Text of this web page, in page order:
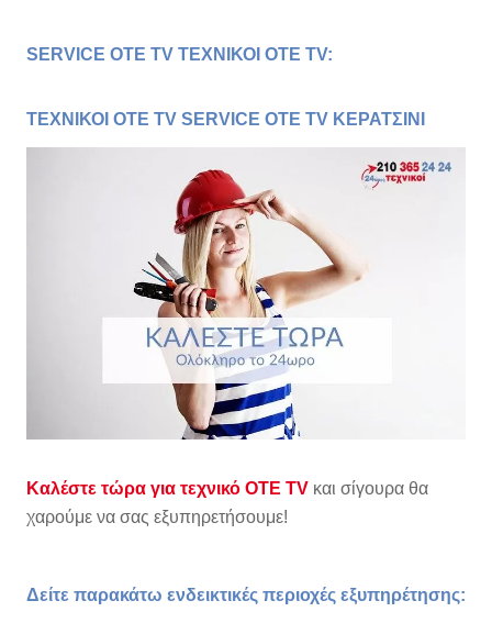
SERVICE OTE TV ΤΕΧΝΙΚΟΙ OTE TV:
ΤΕΧΝΙΚΟΙ OTE TV SERVICE OTE TV ΚΕΡΑΤΣΙΝΙ
Καλέστε τώρα για τεχνικό OTE TV και σίγουρα θα
χαρούμε να σας εξυπηρετήσουμε!
Δείτε παρακάτω ενδεικτικές περιοχές εξυπηρέτησης: